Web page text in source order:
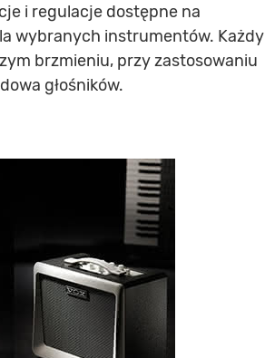
i regulacje dostępne na
wybranych instrumentów. Każdy
brzmieniu, przy zastosowaniu
głośników.